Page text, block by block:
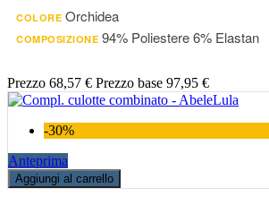
COLORE Orchidea
COMPOSIZIONE 94% Poliestere 6% Elastan
Prezzo 68,57 € Prezzo base 97,95 €
-30%
Anteprima
Aggiungi al carrello